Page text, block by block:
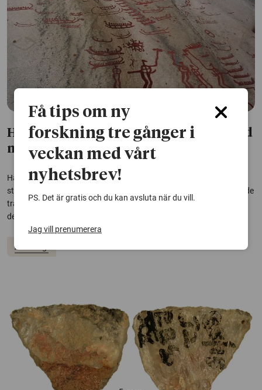
Hällristningarna styrdes av mästare med
makt
Hällristningarna i Bohuslän var mer än konst – de tycks ha varit
strikt kontrollerade av mästare som lärde ut hantverket och formade
traditionerna. En avhandling vid Göteborgs universitet visar hur
dessa ristare aktivt påverkade både ritualer och socialt liv.
Arkeologi
Få tips om ny
forskning tre gånger i
veckan med vårt
nyhetsbrev!
PS. Det är gratis och du kan avsluta när du vill.
Jag vill prenumerera